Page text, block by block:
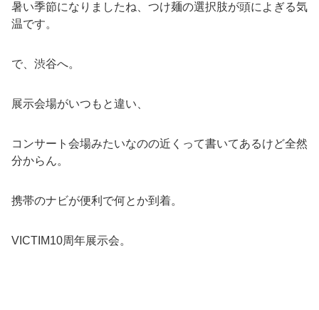
暑い季節になりましたね、つけ麺の選択肢が頭によぎる気
温です。
で、渋谷へ。
展示会場がいつもと違い、
コンサート会場みたいなのの近くって書いてあるけど全然
分からん。
携帯のナビが便利で何とか到着。
VICTIM10周年展示会。